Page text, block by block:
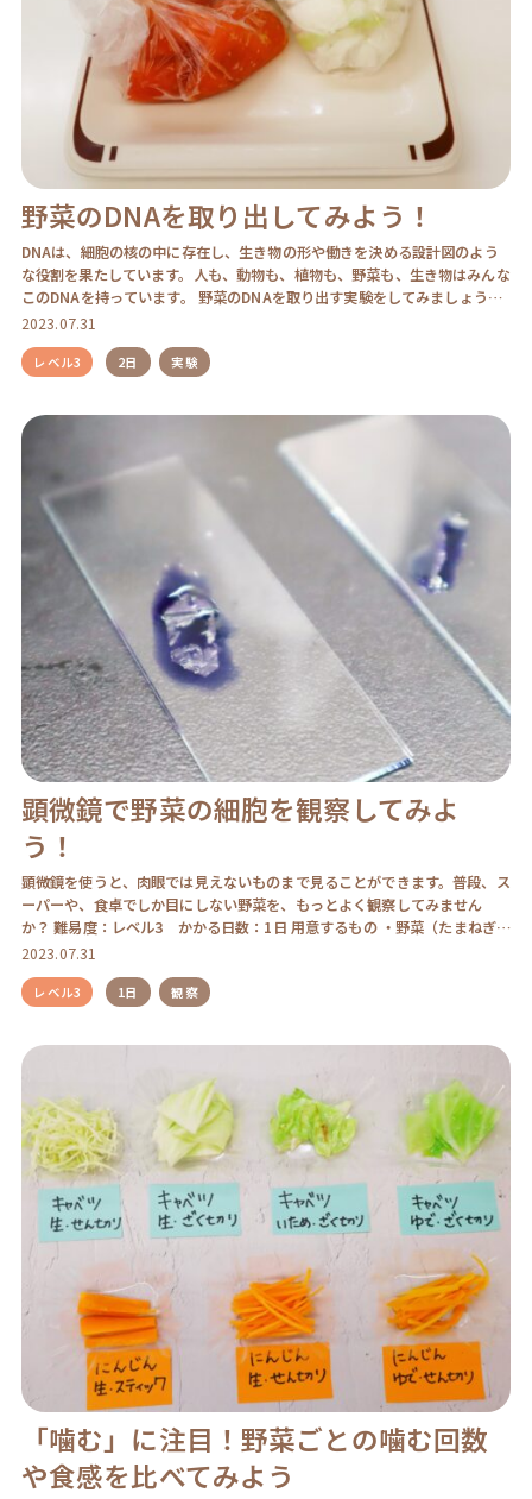
野菜のDNAを取り出してみよう！
DNAは、細胞の核の中に存在し、生き物の形や働きを決める設計図のよう
な役割を果たしています。人も、動物も、植物も、野菜も、生き物はみんな
このDNAを持っています。 野菜のDNAを取り出す実験をしてみましょう！
難易度：レ […]
2023.07.31
レベル3 2日 実験
顕微鏡で野菜の細胞を観察してみよ
う！
顕微鏡を使うと、肉眼では見えないものまで見ることができます。普段、ス
ーパーや、食卓でしか目にしない野菜を、もっとよく観察してみません
か？ 難易度：レベル3 かかる日数：1日 用意するもの ・野菜（たまねぎ、
ごぼうなど）・ […]
2023.07.31
レベル3 1日 観察
「噛む」に注目！野菜ごとの噛む回数
や食感を比べてみよう